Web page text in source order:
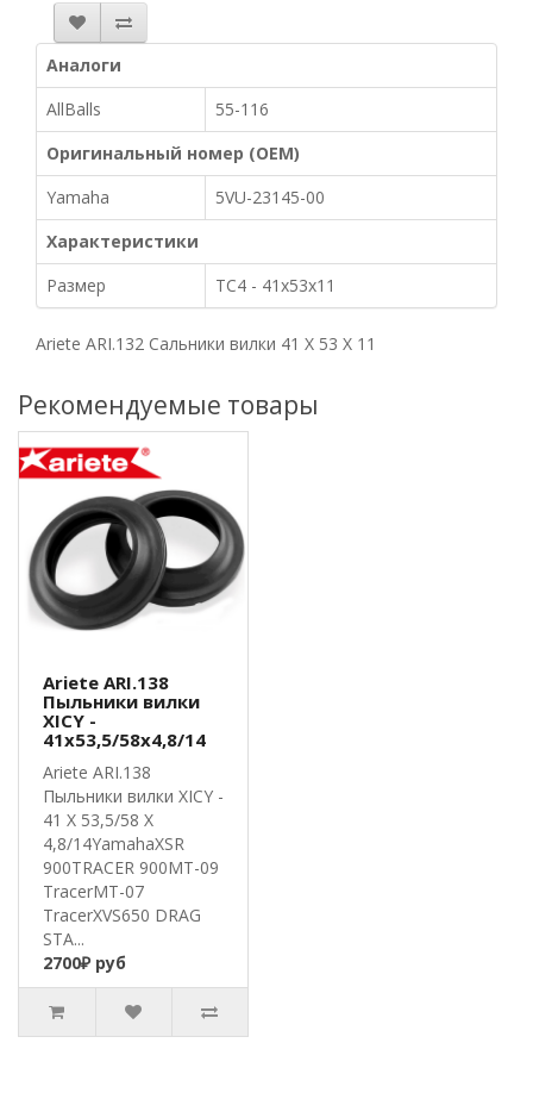
Аналоги
AllBalls
55-116
Оригинальный номер (OEM)
Yamaha
5VU-23145-00
Характеристики
Размер
TC4 - 41x53x11
Ariete ARI.132 Сальники вилки 41 X 53 X 11
Рекомендуемые товары
Ariete ARI.138
Пыльники вилки
XICY -
41x53,5/58x4,8/14
Ariete ARI.138
Пыльники вилки XICY -
41 X 53,5/58 X
4,8/14YamahaXSR
900TRACER 900MT-09
TracerMT-07
TracerXVS650 DRAG
STA...
2700₽ руб